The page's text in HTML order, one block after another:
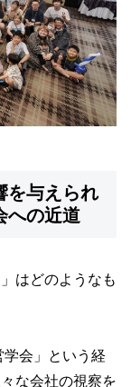
を与えられ
への近道
はどのようなも
会」という経
な会社の視察を